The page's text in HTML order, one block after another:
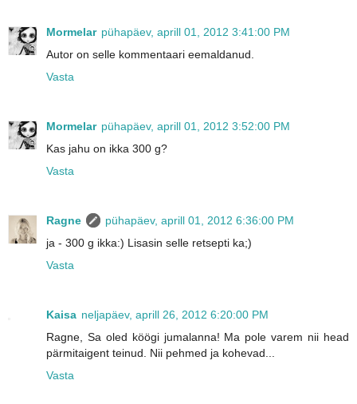
Mormelar pühapäev, aprill 01, 2012 3:41:00 PM
Autor on selle kommentaari eemaldanud.
Vasta
Mormelar pühapäev, aprill 01, 2012 3:52:00 PM
Kas jahu on ikka 300 g?
Vasta
Ragne
pühapäev, aprill 01, 2012 6:36:00 PM
ja - 300 g ikka:) Lisasin selle retsepti ka;)
Vasta
Kaisa neljapäev, aprill 26, 2012 6:20:00 PM
Ragne, Sa oled köögi jumalanna! Ma pole varem nii head
pärmitaigent teinud. Nii pehmed ja kohevad...
Vasta